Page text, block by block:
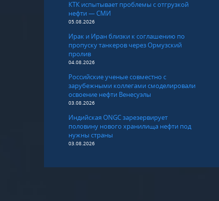
КТК испытывает проблемы с отгрузкой
нефти — СМИ
05.08.2026
Ирак и Иран близки к соглашению по
пропуску танкеров через Ормузский
пролив
04.08.2026
Российские ученые совместно с
зарубежными коллегами смоделировали
освоение нефти Венесуэлы
03.08.2026
Индийская ONGC зарезервирует
половину нового хранилища нефти под
нужны страны
03.08.2026